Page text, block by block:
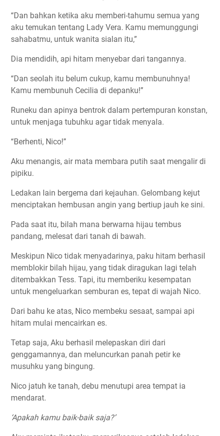
“Dan bahkan ketika aku memberi-tahumu semua yang
aku temukan tentang Lady Vera. Kamu memunggungi
sahabatmu, untuk wanita sialan itu,”
Dia mendidih, api hitam menyebar dari tangannya.
“Dan seolah itu belum cukup, kamu membunuhnya!
Kamu membunuh Cecilia di depanku!”
Runeku dan apinya bentrok dalam pertempuran konstan,
untuk menjaga tubuhku agar tidak menyala.
“Berhenti, Nico!”
Aku menangis, air mata membara putih saat mengalir di
pipiku.
Ledakan lain bergema dari kejauhan. Gelombang kejut
menciptakan hembusan angin yang bertiup jauh ke sini.
Pada saat itu, bilah mana berwarna hijau tembus
pandang, melesat dari tanah di bawah.
Meskipun Nico tidak menyadarinya, paku hitam berhasil
memblokir bilah hijau, yang tidak diragukan lagi telah
ditembakkan Tess. Tapi, itu memberiku kesempatan
untuk mengeluarkan semburan es, tepat di wajah Nico.
Dari bahu ke atas, Nico membeku sesaat, sampai api
hitam mulai mencairkan es.
Tetap saja, Aku berhasil melepaskan diri dari
genggamannya, dan meluncurkan panah petir ke
musuhku yang bingung.
Nico jatuh ke tanah, debu menutupi area tempat ia
mendarat.
‘Apakah kamu baik-baik saja?’